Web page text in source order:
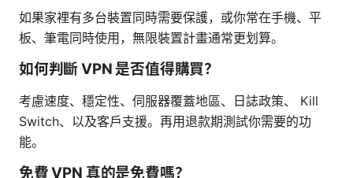
如果家裡有多台裝置同時需要保護，或你常在手機、平
板、筆電同時使用，無限裝置計畫通常更划算。
如何判斷 VPN 是否值得購買？
考慮速度、穩定性、伺服器覆蓋地區、日誌政策、 Kill
Switch、以及客戶支援。再用退款期測試你需要的功
能。
免費 VPN 真的是免費嗎？